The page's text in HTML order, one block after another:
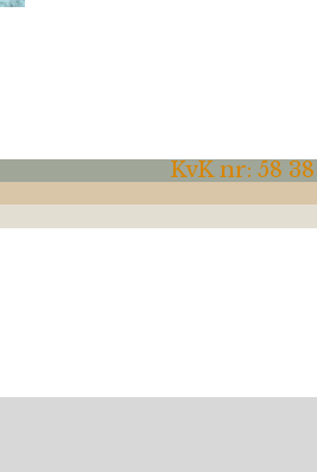
KvK nr: 58